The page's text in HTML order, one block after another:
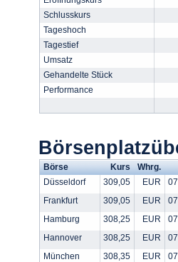
Schlusskurs
Tageshoch
Tagestief
Umsatz
Gehandelte Stück
Performance
Börse Kurs
Whrg.
Düsseldorf
309,05 EUR
Frankfurt
309,05 EUR
Hamburg
308,25 EUR
Hannover
308,25 EUR
München
308,35 EUR